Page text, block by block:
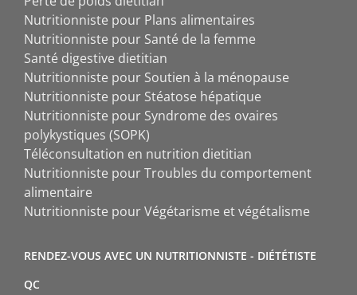
Nutritionniste pour Plans alimentaires
Nutritionniste pour Santé de la femme
Santé digestive dietitian
Nutritionniste pour Soutien à la ménopause
Nutritionniste pour Stéatose hépatique
Nutritionniste pour Syndrome des ovaires
polykystiques (SOPK)
Téléconsultation en nutrition dietitian
Nutritionniste pour Troubles du comportement
alimentaire
Nutritionniste pour Végétarisme et végétalisme
RENDEZ-VOUS AVEC UN NUTRITIONNISTE - DIÉTÉTISTE
QC